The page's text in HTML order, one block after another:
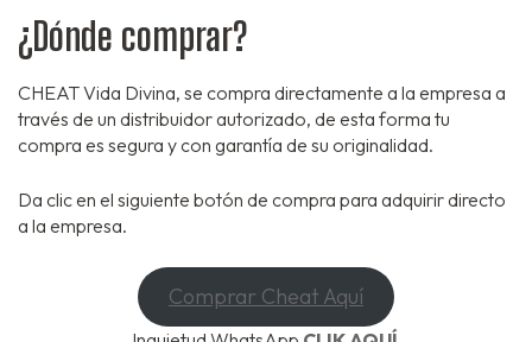
¿Dónde comprar?
CHEAT Vida Divina, se compra directamente a la empresa a
través de un distribuidor autorizado, de esta forma tu
compra es segura y con garantía de su originalidad.
Da clic en el siguiente botón de compra para adquirir directo
a la empresa.
Comprar Cheat Aquí